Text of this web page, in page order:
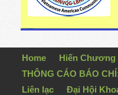
Home Hiến Chương
THÔNG CÁO BÁO
Liên lạc
Đại Hội